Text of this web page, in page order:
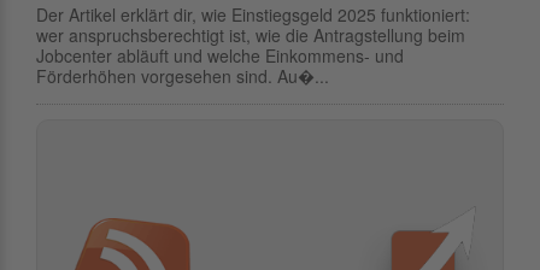
Der Artikel erklärt dir, wie Einstiegsgeld 2025 funktioniert:
wer anspruchsberechtigt ist, wie die Antragstellung beim
Jobcenter abläuft und welche Einkommens- und
Förderhöhen vorgesehen sind. Au�...